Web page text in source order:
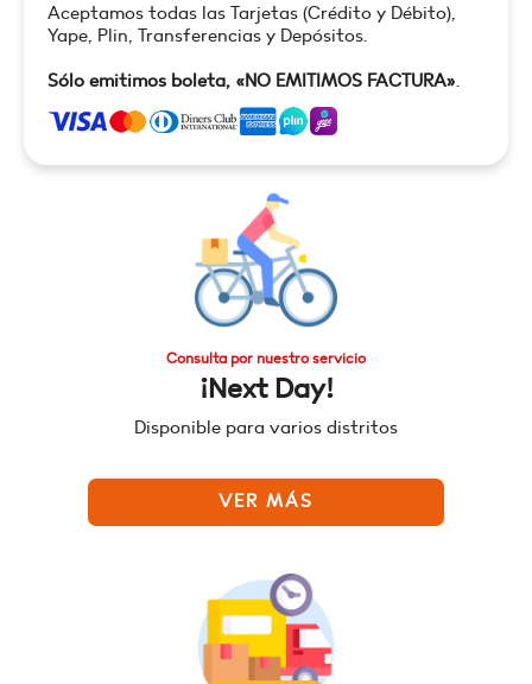
Aceptamos todas las Tarjetas (Crédito y Débito),
Yape, Plin, Transferencias y Depósitos.
Sólo emitimos boleta, «NO EMITIMOS FACTURA».
Consulta por nuestro servicio
¡Next Day!
Disponible para varios distritos
VER MÁS